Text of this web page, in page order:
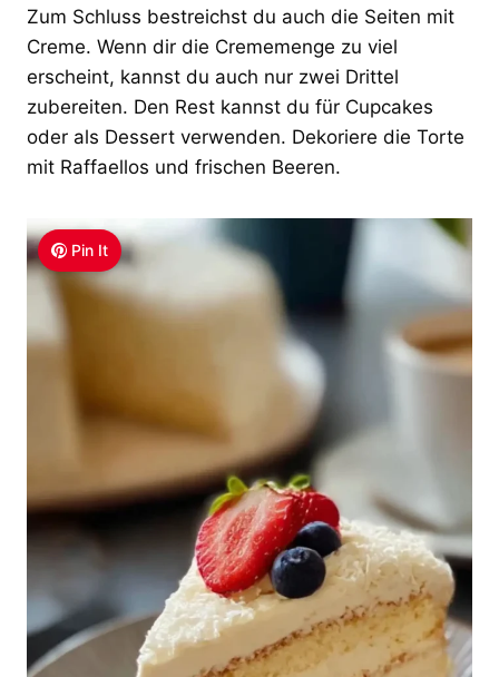
Zum Schluss bestreichst du auch die Seiten mit
Creme. Wenn dir die Crememenge zu viel
erscheint, kannst du auch nur zwei Drittel
zubereiten. Den Rest kannst du für Cupcakes
oder als Dessert verwenden. Dekoriere die Torte
mit Raffaellos und frischen Beeren.
Pin It